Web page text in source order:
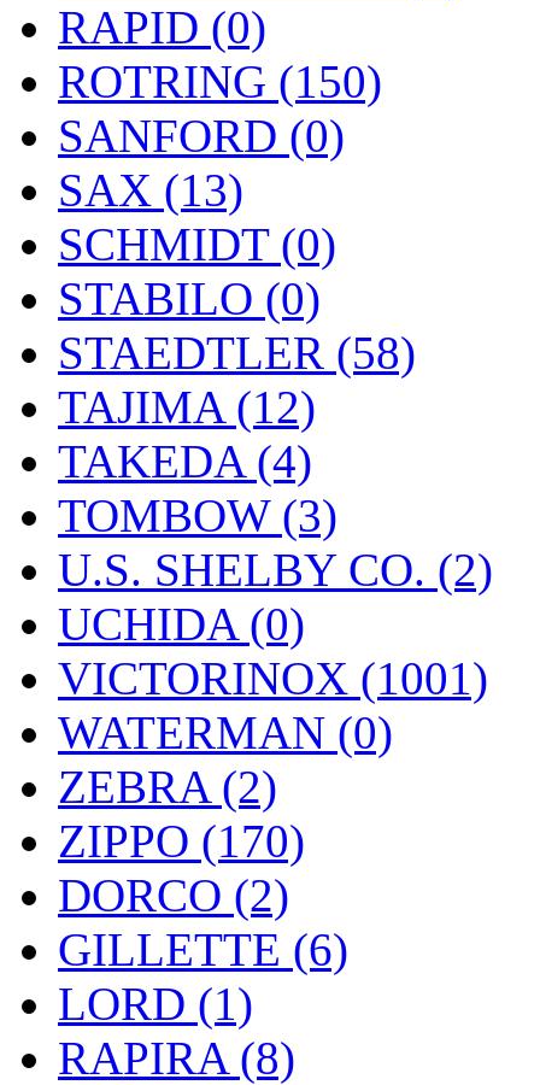
RAPID (0)
ROTRING (150)
SANFORD (0)
SAX (13)
SCHMIDT (0)
STABILO (0)
STAEDTLER (58)
TAJIMA (12)
TAKEDA (4)
TOMBOW (3)
U.S. SHELBY CO. (2)
UCHIDA (0)
VICTORINOX (1001)
WATERMAN (0)
ZEBRA (2)
ZIPPO (170)
DORCO (2)
GILLETTE (6)
LORD (1)
RAPIRA (8)